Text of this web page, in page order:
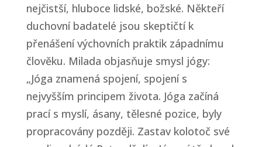
nejčistší, hluboce lidské, božské. Někteří
duchovní badatelé jsou skeptičtí k
přenášení výchovních praktik západnímu
člověku. Milada objasňuje smysl jógy:
„Jóga znamená spojení, spojení s
nejvyšším principem života. Jóga začíná
prací s myslí, ásany, tělesné pozice, byly
propracovány později. Zastav kolotoč své